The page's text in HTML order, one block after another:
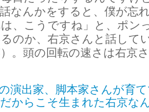
なんかをすると、僕が忘
、こうですね」と、ポン
のか、右京さんと話して
。頭の回転の速さは右京
演出家、脚本家さんが育
からこそ生まれた右京な